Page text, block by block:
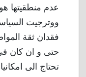
عدم منطقيتها
ووترجيت
فقدان ثقة
حتى و ان كان
تحتاج الى